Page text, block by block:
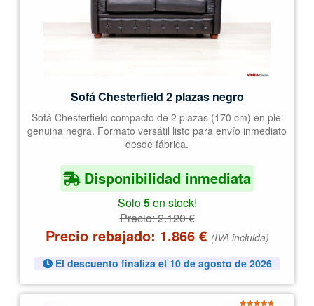
Sofá Chesterfield 2 plazas negro
Sofá Chesterfield compacto de 2 plazas (170 cm) en piel
genuina negra. Formato versátil listo para envío inmediato
desde fábrica.
Disponibilidad inmediata
Solo5en stock!
Precio:2.120€
Precio rebajado: 1.866 € (IVA incluida)
El descuento finaliza el 10 de agosto de 2026